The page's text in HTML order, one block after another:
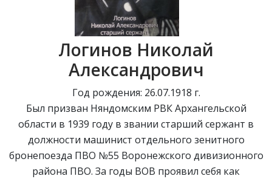
Логинов Николай
Александрович
Год рождения: 26.07.1918 г.
Был призван Няндомским РВК Архангельской
области в 1939 году в звании старший сержант в
должности машинист отдельного зенитного
бронепоезда ПВО №55 Воронежского дивизионного
района ПВО. За годы ВОВ проявил себя как